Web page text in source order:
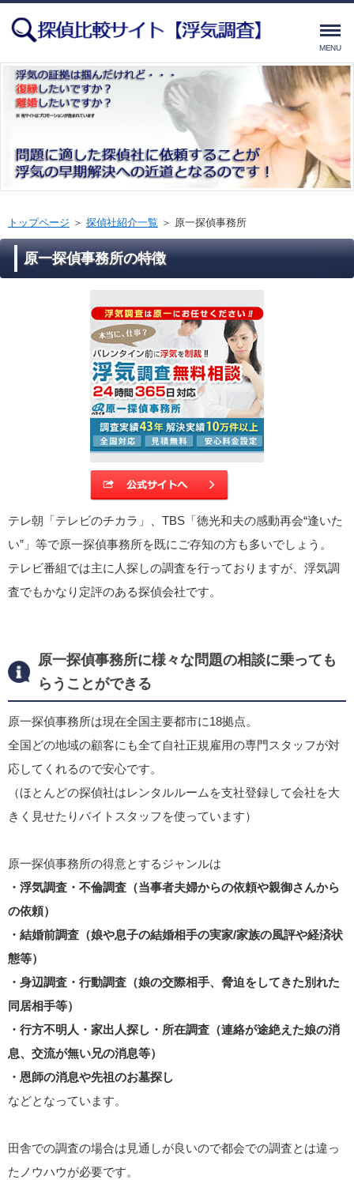
MENU
トップページ ＞ 探偵社紹介一覧 ＞ 原一探偵事務所
原一探偵事務所の特徴
テレ朝「テレビのチカラ」、TBS「徳光和夫の感動再会“逢いた
い”」等で原一探偵事務所を既にご存知の方も多いでしょう。
テレビ番組では主に人探しの調査を行っておりますが、浮気調
査でもかなり定評のある探偵会社です。
原一探偵事務所に様々な問題の相談に乗っても
らうことができる
原一探偵事務所は現在全国主要都市に18拠点。
全国どの地域の顧客にも全て自社正規雇用の専門スタッフが対
応してくれるので安心です。
（ほとんどの探偵社はレンタルルームを支社登録して会社を大
きく見せたりバイトスタッフを使っています）
原一探偵事務所の得意とするジャンルは
・浮気調査・不倫調査（当事者夫婦からの依頼や親御さんから
の依頼）
・結婚前調査（娘や息子の結婚相手の実家/家族の風評や経済状
態等）
・身辺調査・行動調査（娘の交際相手、脅迫をしてきた別れた
同居相手等）
・行方不明人・家出人探し・所在調査（連絡が途絶えた娘の消
息、交流が無い兄の消息等）
・恩師の消息や先祖のお墓探し
などとなっています。
田舎での調査の場合は見通しが良いので都会での調査とは違っ
たノウハウが必要です。